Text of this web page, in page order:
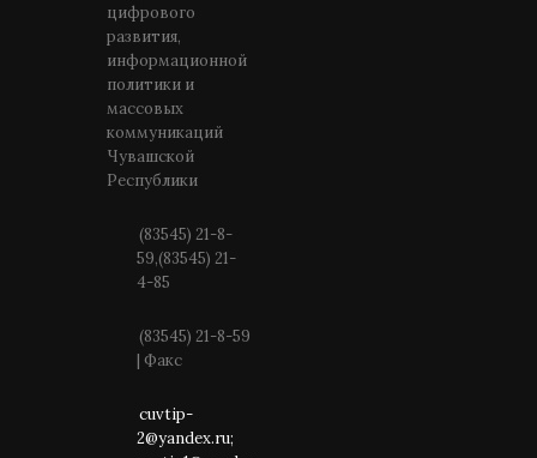
цифрового
развития,
информационной
политики и
массовых
коммуникаций
Чувашской
Республики
(83545) 21-8-
59,(83545) 21-
4-85
(83545) 21-8-59
| Факс
cuvtip-
2@yandex.ru;